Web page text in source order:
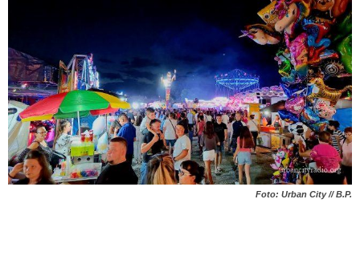
Foto: Urban City // B.P.